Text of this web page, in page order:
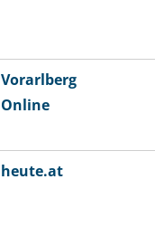
Vorarlberg
Online
heute.at